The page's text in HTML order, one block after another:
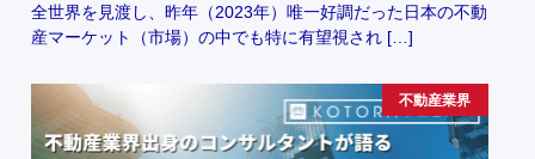
全世界を見渡し、昨年（2023年）唯一好調だった日本の不動
産マーケット（市場）の中でも特に有望視され […]
不動産業界